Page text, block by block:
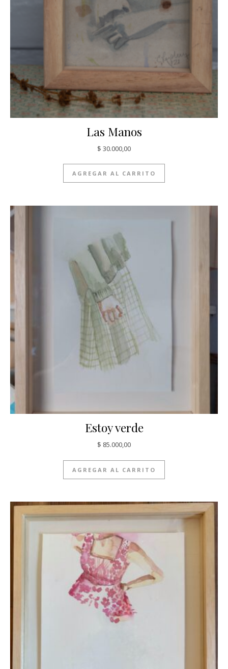
Las Manos
$ 30.000,00
AGREGAR AL CARRITO
Estoy verde
$ 85.000,00
AGREGAR AL CARRITO